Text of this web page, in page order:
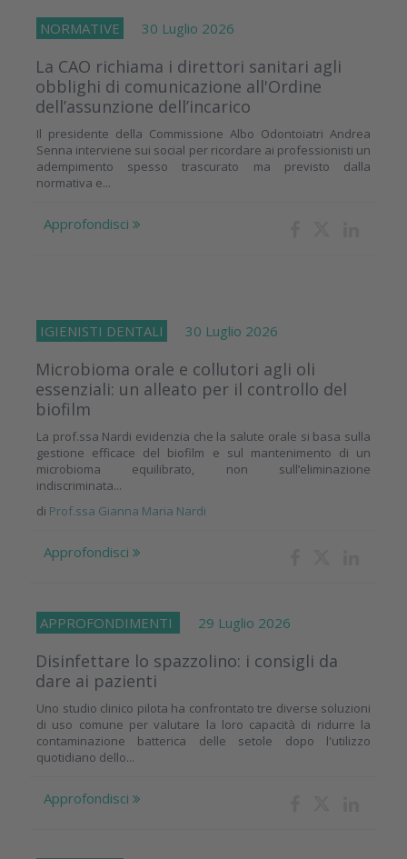
NORMATIVE 30 Luglio 2026
La CAO richiama i direttori sanitari agli
obblighi di comunicazione all'Ordine
dell’assunzione dell’incarico
Il presidente della Commissione Albo Odontoiatri Andrea
Senna interviene sui social per ricordare ai professionisti un
adempimento spesso trascurato ma previsto dalla
normativa e...
Approfondisci
IGIENISTI DENTALI 30 Luglio 2026
Microbioma orale e collutori agli oli
essenziali: un alleato per il controllo del
biofilm
La prof.ssa Nardi evidenzia che la salute orale si basa sulla
gestione efficace del biofilm e sul mantenimento di un
microbioma equilibrato, non sull’eliminazione
indiscriminata...
di Prof.ssa Gianna Maria Nardi
Approfondisci
APPROFONDIMENTI 29 Luglio 2026
Disinfettare lo spazzolino: i consigli da
dare ai pazienti
Uno studio clinico pilota ha confrontato tre diverse soluzioni
di uso comune per valutare la loro capacità di ridurre la
contaminazione batterica delle setole dopo l'utilizzo
quotidiano dello...
Approfondisci